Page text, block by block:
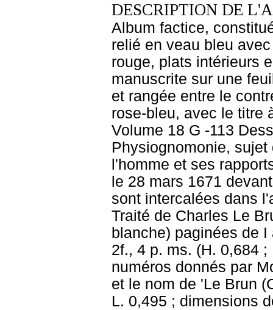
DESCRIPTION DE
Album factice,
relié en veau bleu
rouge, plats intérieurs
manuscrite sur une
et rangée entre le
rose-bleu, avec le titre
Volume 18 G -113
Physiognomonie,
l'homme et ses
le 28 mars 1671
sont intercalées dans
Traité de Charles Le
blanche) paginées de
2f., 4 p. ms. (H. 0,684
numéros donnés par
et le nom de 'Le Brun
L. 0,495 ; dimensions